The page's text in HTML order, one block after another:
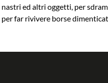
nastri ed altri oggetti, per
per far rivivere borse